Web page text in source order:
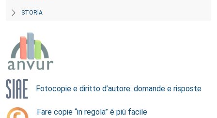
STORIA
Fotocopie e diritto d’autore: domande e risposte
Fare copie “in regola” è più facile